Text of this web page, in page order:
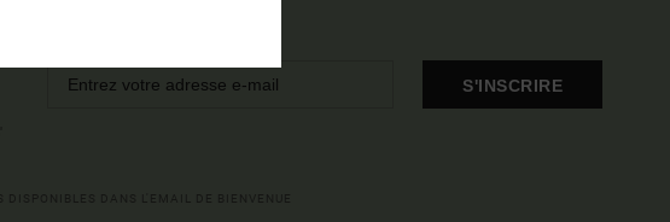
S'INSCRIRE